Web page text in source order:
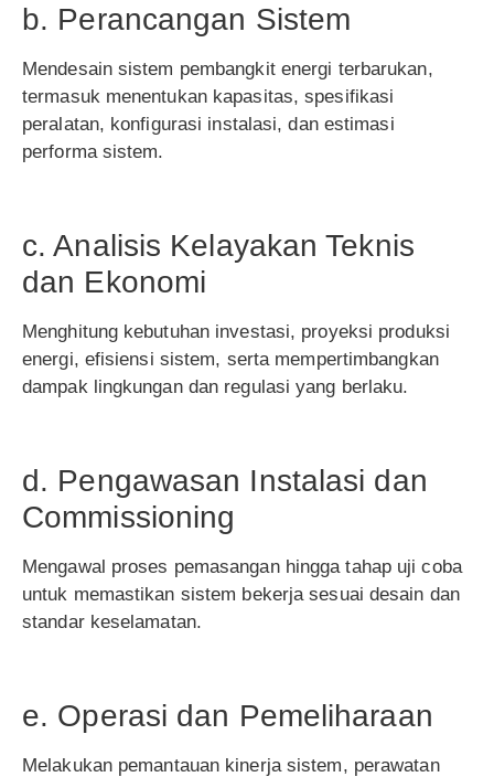
b. Perancangan Sistem
Mendesain sistem pembangkit energi terbarukan,
termasuk menentukan kapasitas, spesifikasi
peralatan, konfigurasi instalasi, dan estimasi
performa sistem.
c. Analisis Kelayakan Teknis
dan Ekonomi
Menghitung kebutuhan investasi, proyeksi produksi
energi, efisiensi sistem, serta mempertimbangkan
dampak lingkungan dan regulasi yang berlaku.
d. Pengawasan Instalasi dan
Commissioning
Mengawal proses pemasangan hingga tahap uji coba
untuk memastikan sistem bekerja sesuai desain dan
standar keselamatan.
e. Operasi dan Pemeliharaan
Melakukan pemantauan kinerja sistem, perawatan